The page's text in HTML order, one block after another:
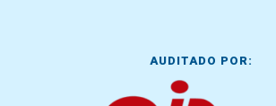
AUDITADO POR: